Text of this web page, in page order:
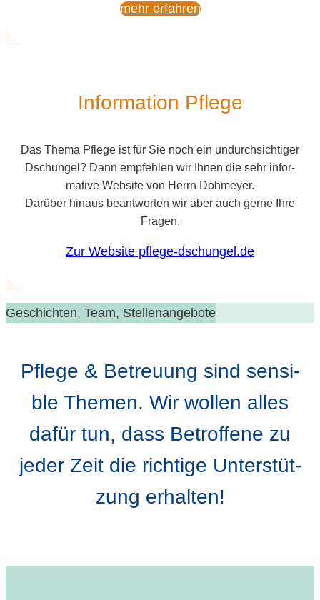
mehr erfah­ren
Infor­ma­ti­on Pflege
Das The­ma Pfle­ge ist für Sie noch ein undurch­sich­ti­ger
Dschun­gel? Dann emp­feh­len wir Ihnen die sehr infor­
ma­ti­ve Web­site von Herrn Doh­mey­er.
Dar­über hin­aus beant­wor­ten wir aber auch ger­ne Ihre
Fragen.
Zur Web­site pflege-dschungel.de
Geschich­ten, Team, Stellenangebote
Pfle­ge & Betreu­ung sind sen­si­
ble The­men. Wir wol­len alles
dafür tun, dass Betrof­fe­ne zu
jeder Zeit die rich­ti­ge Unter­stüt­
zung erhalten!